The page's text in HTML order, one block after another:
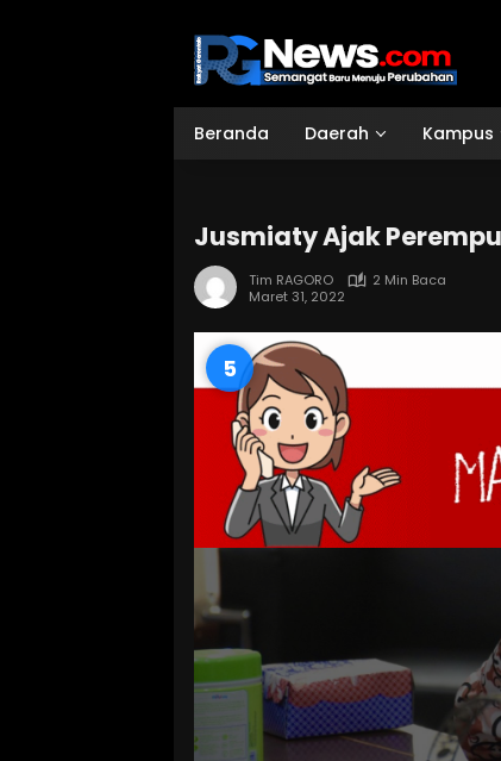
Beranda Daerah Kampus
Jusmiaty Ajak
Tim RAGORO
2 Min Baca
Maret 31, 2022
4